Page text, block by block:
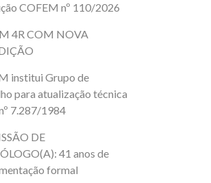
COFEM nº 110/2026
4R COM NOVA
institui Grupo de
para atualização técnica
7.287/1984
DE
41 anos de
formal